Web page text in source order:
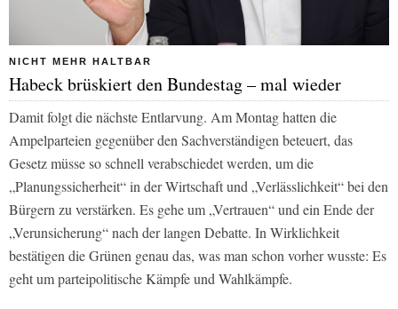
NICHT MEHR HALTBAR
Habeck brüskiert den Bundestag – mal wieder
Damit folgt die nächste Entlarvung. Am Montag hatten die
Ampelparteien gegenüber den Sachverständigen beteuert, das
Gesetz müsse so schnell verabschiedet werden, um die
„Planungssicherheit“ in der Wirtschaft und „Verlässlichkeit“ bei den
Bürgern zu verstärken. Es gehe um „Vertrauen“ und ein Ende der
„Verunsicherung“ nach der langen Debatte. In Wirklichkeit
bestätigen die Grünen genau das, was man schon vorher wusste: Es
geht um parteipolitische Kämpfe und Wahlkämpfe.